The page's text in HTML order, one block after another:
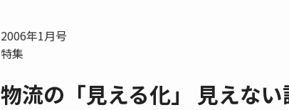
2006年1月号
特集
物流の「見える化」 見えな